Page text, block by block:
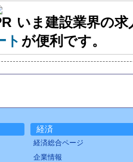
いま建設業界の
ト が便利です。
経済
経済総合ページ
企業情報